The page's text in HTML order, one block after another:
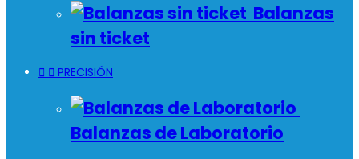
Balanzas
sin ticket
  PRECISIÓN
Balanzas de Laboratorio